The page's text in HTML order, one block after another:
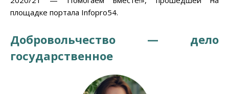
площадке портала Infopro54.
Добровольчество — дело
государственное